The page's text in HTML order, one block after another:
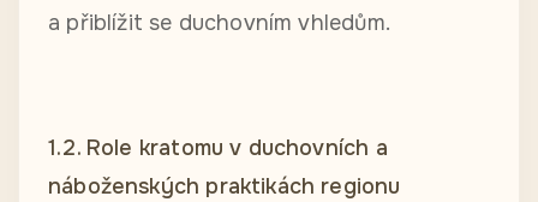
a přiblížit se duchovním vhledům.
1.2. Role kratomu v duchovních a
náboženských praktikách regionu